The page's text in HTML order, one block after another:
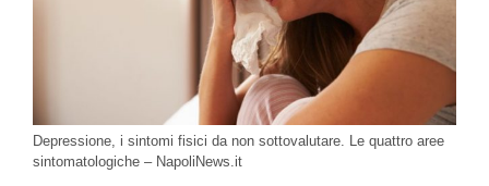
Depressione, i sintomi fisici da non sottovalutare. Le quattro aree
sintomatologiche – NapoliNews.it